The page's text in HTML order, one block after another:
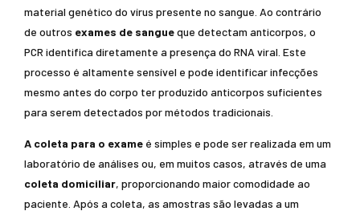
material genético do vírus presente no sangue. Ao contrário
de outros exames de sangueque detectam anticorpos, o
PCR identifica diretamente a presença do RNA viral. Este
processo é altamente sensível e pode identificar infecções
mesmo antes do corpo ter produzido anticorpos suficientes
para serem detectados por métodos tradicionais.
A coleta para o exame é simples e pode ser realizada em um
laboratório de análises ou, em muitos casos, através de uma
coleta domiciliar, proporcionando maior comodidade ao
paciente. Após a coleta, as amostras são levadas a um